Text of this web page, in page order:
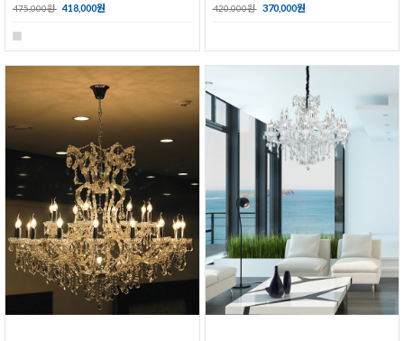
475,000원 418,000원 420,000원 370,000원